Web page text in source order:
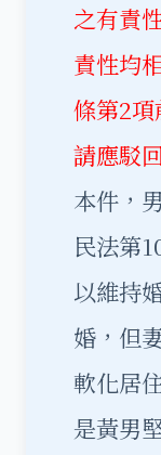
之有責
責性均
條第2
請應駁
本件，
民法第
以維持
婚，但
軟化居
是黃男